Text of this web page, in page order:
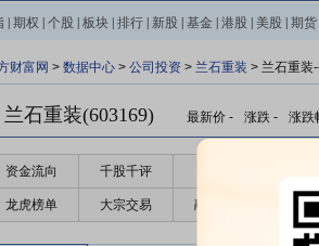
期权 个股 板块 排行 新股 基金 港股 美股 期货
财富网 > 数据中心 > 公司投资 > 兰石重装 > 兰石重装
兰石重装(603169) 最新价 - 涨跌 - 涨跌
资金流向 千股千评
龙虎榜单 大宗交易 融资融券 高